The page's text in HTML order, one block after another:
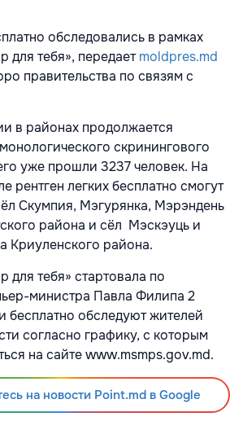
обследовались в рамках
для тебя», передаетmoldpres.md
правительства по связям с
в районах продолжается
скринингового
уже прошли 3237 человек. На
рентген легких бесплатно смогут
Скумпия, Мэгурянка, Мэрэндень
района и сёл Мэскэуць и
Криуленского района.
для тебя» стартовала по
министра Павла Филипа 2
бесплатно обследуют жителей
согласно графику, с которым
на сайте www.msmps.gov.md.
на новости Point.md в Google